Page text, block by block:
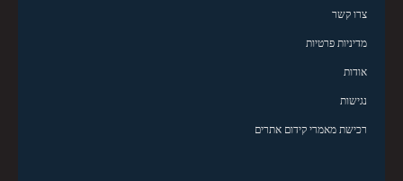
צרו קשר
מדיניות פרטיות
אודות
נגישות
רכישת מאמרי קידום אתרים